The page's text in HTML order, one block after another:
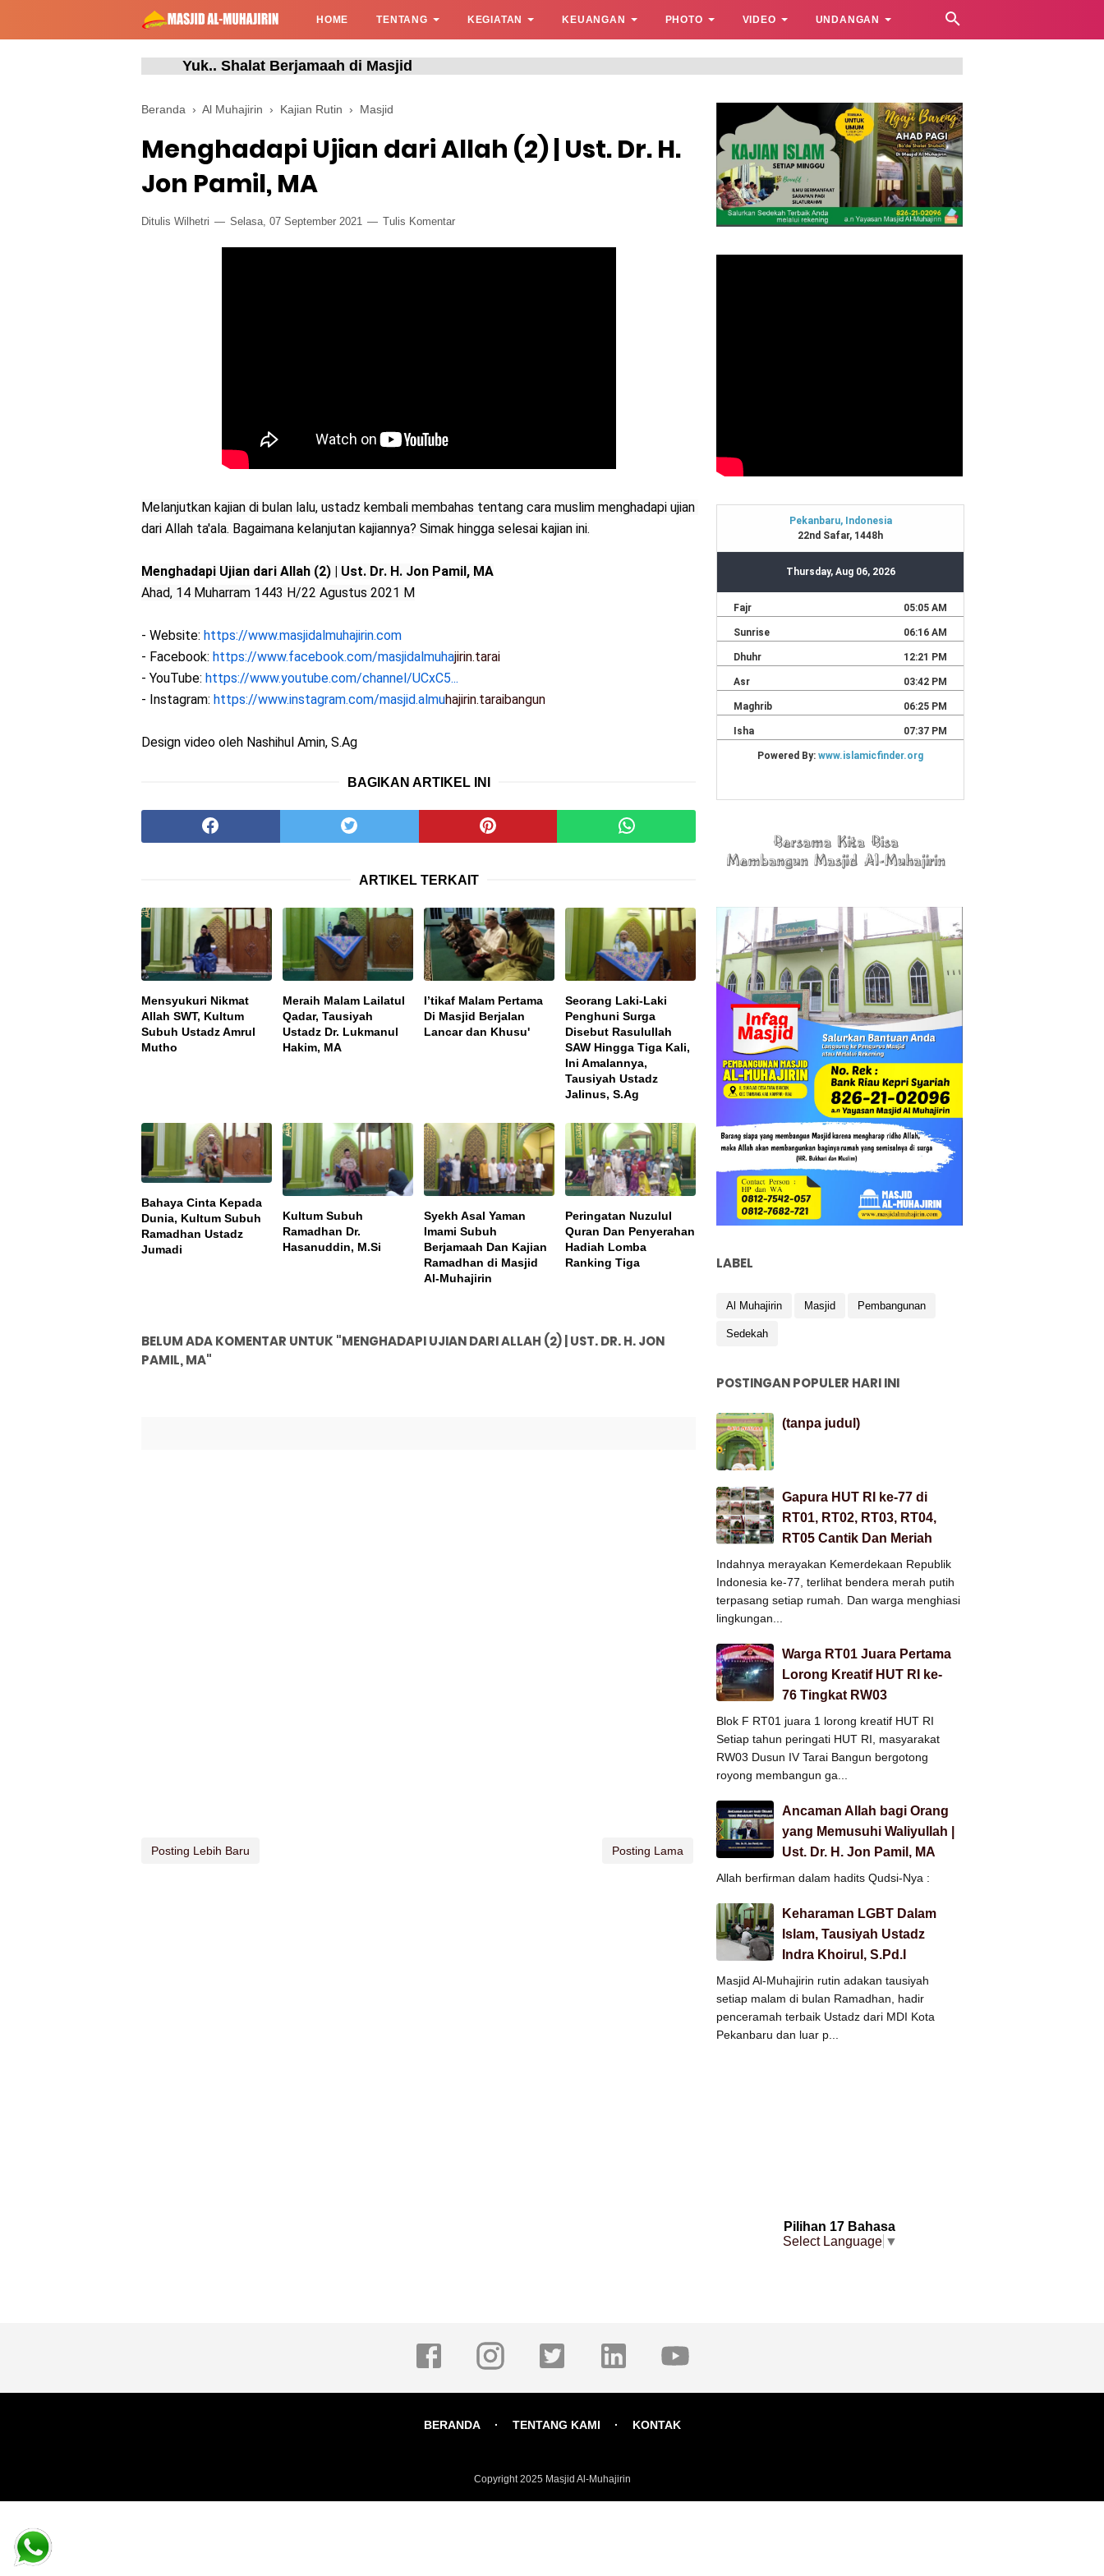
HOME TENTANG KEGIATAN KEUANGAN PHOTO VIDEO UNDANGAN
Yuk.. Shalat Berjamaah di Masjid
Beranda › Al Muhajirin › Kajian Rutin › Masjid
Menghadapi Ujian dari Allah (2) | Ust. Dr. H.
Jon Pamil, MA
Ditulis Wilhetri Selasa, 07 September 2021 Tulis Komentar
Melanjutkan kajian di bulan lalu, ustadz kembali membahas tentang cara muslim menghadapi ujian
dari Allah ta'ala. Bagaimana kelanjutan kajiannya? Simak hingga selesai kajian ini.
Menghadapi Ujian dari Allah (2) | Ust. Dr. H. Jon Pamil, MA
Ahad, 14 Muharram 1443 H/22 Agustus 2021 M
- Website: https://www.masjidalmuhajirin.com
- Facebook: https://www.facebook.com/masjidalmuhajirin.tarai
- YouTube: https://www.youtube.com/channel/UCxC5...
- Instagram: https://www.instagram.com/masjid.almuhajirin.taraibangun
Design video oleh Nashihul Amin, S.Ag
BAGIKAN ARTIKEL INI
ARTIKEL TERKAIT
Mensyukuri Nikmat
Allah SWT, Kultum
Subuh Ustadz Amrul
Mutho
Meraih Malam Lailatul
Qadar, Tausiyah
Ustadz Dr. Lukmanul
Hakim, MA
I’tikaf Malam Pertama
Di Masjid Berjalan
Lancar dan Khusu'
Seorang Laki-Laki
Penghuni Surga
Disebut Rasulullah
SAW Hingga Tiga Kali,
Ini Amalannya,
Tausiyah Ustadz
Jalinus, S.Ag
Bahaya Cinta Kepada
Dunia, Kultum Subuh
Ramadhan Ustadz
Jumadi
Kultum Subuh
Ramadhan Dr.
Hasanuddin, M.Si
Syekh Asal Yaman
Imami Subuh
Berjamaah Dan Kajian
Ramadhan di Masjid
Al-Muhajirin
Peringatan Nuzulul
Quran Dan Penyerahan
Hadiah Lomba
Ranking Tiga
BELUM ADA KOMENTAR UNTUK "MENGHADAPI UJIAN DARI ALLAH (2) | UST. DR. H. JON
PAMIL, MA"
Posting Lebih Baru Posting Lama
LABEL
Al Muhajirin Masjid Pembangunan
Sedekah
POSTINGAN POPULER HARI INI
(tanpa judul)
Gapura HUT RI ke-77 di
RT01, RT02, RT03, RT04,
RT05 Cantik Dan Meriah
Indahnya merayakan Kemerdekaan Republik
Indonesia ke-77, terlihat bendera merah putih
terpasang setiap rumah. Dan warga menghiasi
lingkungan...
Warga RT01 Juara Pertama
Lorong Kreatif HUT RI ke-
76 Tingkat RW03
Blok F RT01 juara 1 lorong kreatif HUT RI
Setiap tahun peringati HUT RI, masyarakat
RW03 Dusun IV Tarai Bangun bergotong
royong membangun ga...
Ancaman Allah bagi Orang
yang Memusuhi Waliyullah |
Ust. Dr. H. Jon Pamil, MA
Allah berfirman dalam hadits Qudsi-Nya :
Keharaman LGBT Dalam
Islam, Tausiyah Ustadz
Indra Khoirul, S.Pd.I
Masjid Al-Muhajirin rutin adakan tausiyah
setiap malam di bulan Ramadhan, hadir
penceramah terbaik Ustadz dari MDI Kota
Pekanbaru dan luar p...
Pilihan 17 Bahasa
Select Language ▼
BERANDA TENTANG KAMI KONTAK
Copyright 2025 Masjid Al-Muhajirin